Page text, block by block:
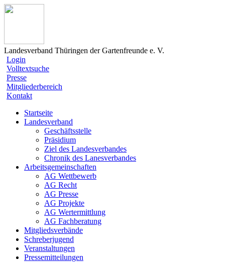
Landesverband Thüringen der Gartenfreunde e. V.
Login
Volltextsuche
Presse
Mitgliederbereich
Kontakt
Startseite
Landesverband
Geschäftsstelle
Präsidium
Ziel des Landesverbandes
Chronik des Lanesverbandes
Arbeitsgemeinschaften
AG Wettbewerb
AG Recht
AG Presse
AG Projekte
AG Wertermittlung
AG Fachberatung
Mitgliedsverbände
Schreberjugend
Veranstaltungen
Pressemitteilungen